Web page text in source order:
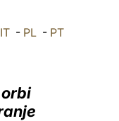
العربيّة
IT- PL- PT